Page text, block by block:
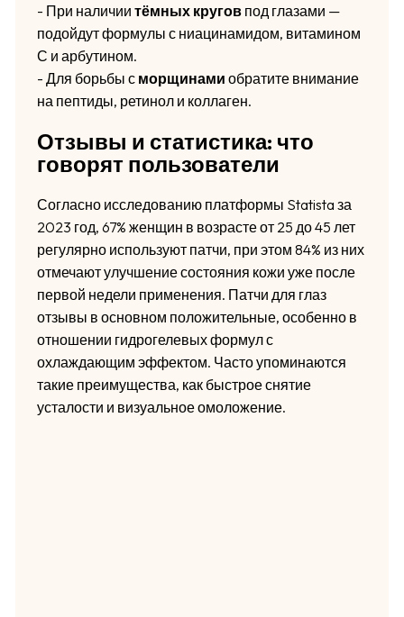
- При наличии тёмных круговпод глазами —
подойдут формулы с ниацинамидом, витамином
С и арбутином.
- Для борьбы с морщинами обратите внимание
на пептиды, ретинол и коллаген.
Отзывы и статистика: что
говорят пользователи
Согласно исследованию платформы Statista за
2023 год, 67% женщин в возрасте от 25 до 45 лет
регулярно используют патчи, при этом 84% из них
отмечают улучшение состояния кожи уже после
первой недели применения. Патчи для глаз
отзывы в основном положительные, особенно в
отношении гидрогелевых формул с
охлаждающим эффектом. Часто упоминаются
такие преимущества, как быстрое снятие
усталости и визуальное омоложение.